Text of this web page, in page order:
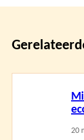
20